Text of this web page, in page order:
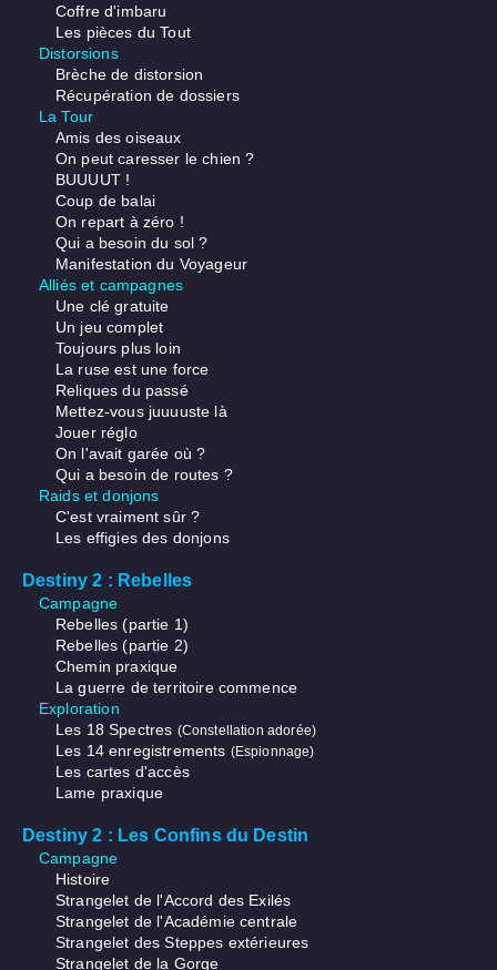
Coffre d'imbaru
Les pièces du Tout
Distorsions
Brèche de distorsion
Récupération de dossiers
La Tour
Amis des oiseaux
On peut caresser le chien ?
BUUUUT !
Coup de balai
On repart à zéro !
Qui a besoin du sol ?
Manifestation du Voyageur
Alliés et campagnes
Une clé gratuite
Un jeu complet
Toujours plus loin
La ruse est une force
Reliques du passé
Mettez-vous juuuuste là
Jouer réglo
On l'avait garée où ?
Qui a besoin de routes ?
Raids et donjons
C'est vraiment sûr ?
Les effigies des donjons
Destiny 2 : Rebelles
Campagne
Rebelles (partie 1)
Rebelles (partie 2)
Chemin praxique
La guerre de territoire commence
Exploration
Les 18 Spectres (Constellation adorée)
Les 14 enregistrements (Espionnage)
Les cartes d'accès
Lame praxique
Destiny 2 : Les Confins du Destin
Campagne
Histoire
Strangelet de l'Accord des Exilés
Strangelet de l'Académie centrale
Strangelet des Steppes extérieures
Strangelet de la Gorge